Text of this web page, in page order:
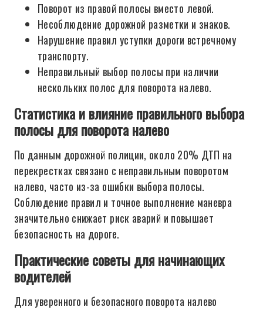
Поворот из правой полосы вместо левой.
Несоблюдение дорожной разметки и знаков.
Нарушение правил уступки дороги встречному
транспорту.
Неправильный выбор полосы при наличии
нескольких полос для поворота налево.
Статистика и влияние правильного выбора
полосы для поворота налево
По данным дорожной полиции, около 20% ДТП на
перекрестках связано с неправильным поворотом
налево, часто из-за ошибки выбора полосы.
Соблюдение правил и точное выполнение маневра
значительно снижает риск аварий и повышает
безопасность на дороге.
Практические советы для начинающих
водителей
Для уверенного и безопасного поворота налево